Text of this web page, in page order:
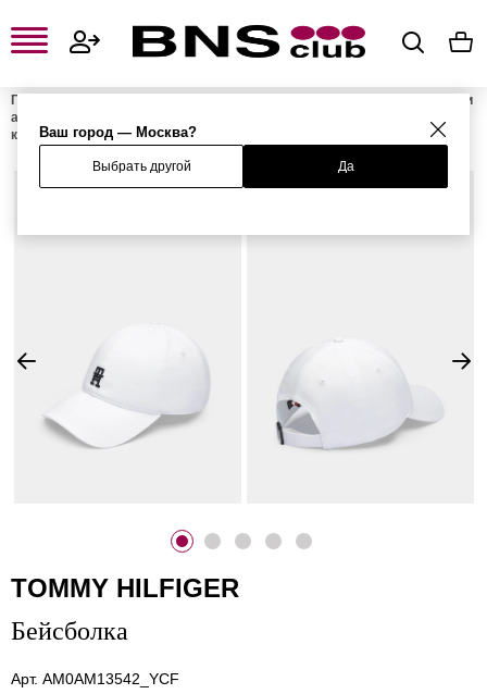
Ваш город — Москва?
Выбрать другой Да
Главная
Мужские сумки и
аксессуары
кепки
Бейсболка
TOMMY HILFIGER
Бейсболка
Арт. AM0AM13542_YCF